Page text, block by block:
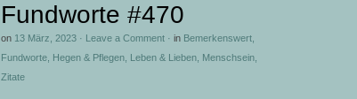
Fundworte #470
on 13 März, 2023 · Leave a Comment · in Bemerkenswert,
Fundworte, Hegen & Pflegen, Leben & Lieben, Menschsein,
Zitate